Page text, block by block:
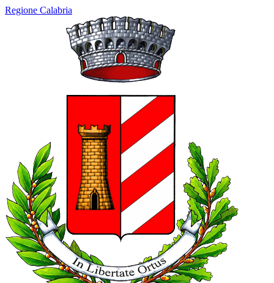
Regione Calabria